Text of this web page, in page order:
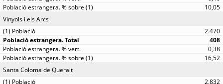
10,05
Vinyols i els Arcs
2.470
408
0,38
16,52
Santa Coloma de Queralt
2.832